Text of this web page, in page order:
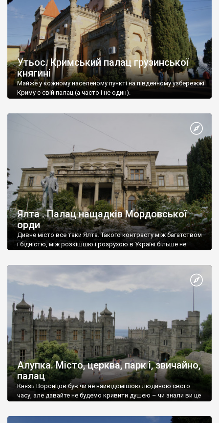
Утьос. Кримський палац грузинської
княгині
Майже у кожному населеному пункті на південному узбережжі
Криму є свій палац (а часто і не один).
Ялта . Палац нащадків Мордовської
орди
Дивне місто все таки Ялта. Такого контрасту між багатством
і бідністю, між розкішшю і розрухою в Україні більше не
Алупка. Місто, церква, парк і, звичайно,
палац
Князь Воронцов був чи не найвідомішою людиною свого
часу, але давайте не будемо кривити душею – чи знали ви це